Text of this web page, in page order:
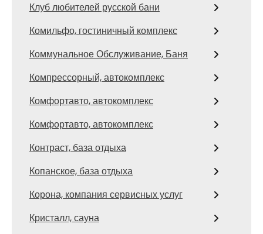
Клуб любителей русской бани
Комильфо, гостиничный комплекс
Коммунальное Обслуживание, Баня
Компрессорный, автокомплекс
Комфортавто, автокомплекс
Комфортавто, автокомплекс
Контраст, база отдыха
Копанское, база отдыха
Корона, компания сервисных услуг
Кристалл, сауна